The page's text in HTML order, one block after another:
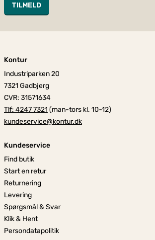
TILMELD
Kontur
Industriparken 20
7321 Gadbjerg
CVR: 31571634
Tlf: 4247 7321 (man-tors kl. 10-12)
kundeservice@kontur.dk
Kundeservice
Find butik
Start en retur
Returnering
Levering
Spørgsmål & Svar
Klik & Hent
Persondatapolitik